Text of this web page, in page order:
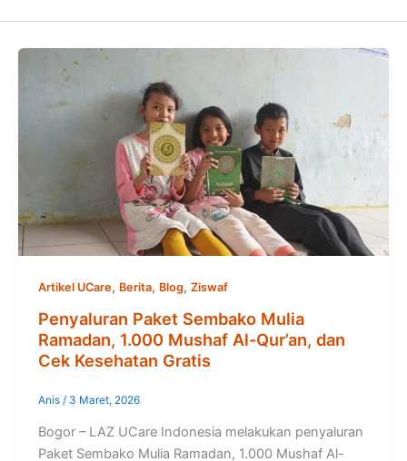
Artikel UCare, Berita, Blog, Ziswaf
Penyaluran Paket Sembako Mulia
Ramadan, 1.000 Mushaf Al-Qur’an, dan
Cek Kesehatan Gratis
Anis / 3 Maret, 2026
Bogor – LAZ UCare Indonesia melakukan penyaluran
Paket Sembako Mulia Ramadan, 1.000 Mushaf Al-